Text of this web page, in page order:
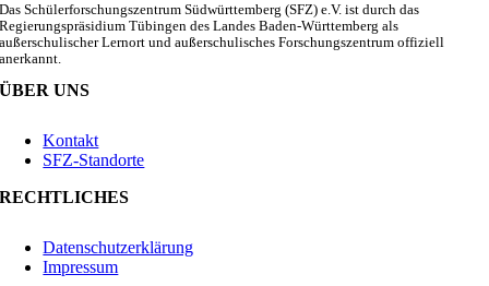
Das Schülerforschungszentrum Südwürttemberg (SFZ) e.V. ist durch das
Regierungspräsidium Tübingen des Landes Baden-Württemberg als
außerschulischer Lernort und außerschulisches Forschungszentrum offiziell
anerkannt.
ÜBER UNS
Kontakt
SFZ-Standorte
RECHTLICHES
Datenschutzerklärung
Impressum